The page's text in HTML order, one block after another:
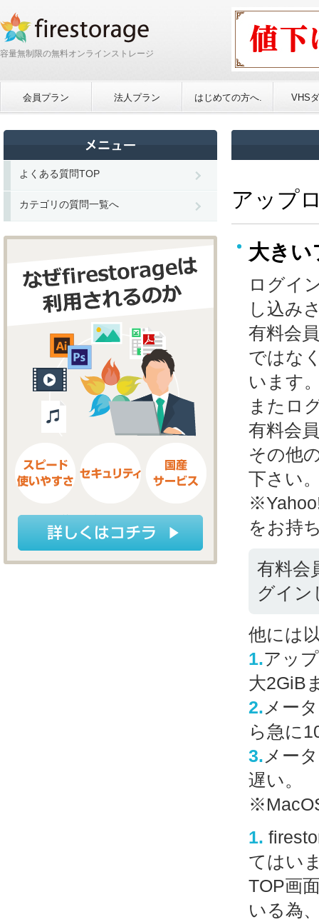
容量無制限の無料オンラインストレージ
会員プラン 法人プラン はじめての方へ. VHS
よくある質問TOP
カテゴリの質問一覧へ アップ
大きい
ログイ
し込み
有料会
ではな
います
またロ
有料会
その他
下さい
をお持
有料会
グイン
他には
1.アッ
大2GiB
2. メー
ら急に
3. メー
遅い。
1.
てはい
TOP画
いる為